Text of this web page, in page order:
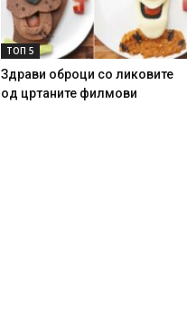
ТОП 5
Здрави оброци со ликовите
од цртаните филмови